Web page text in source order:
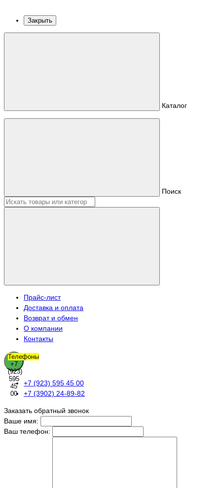
Закрыть
Каталог
Поиск
Прайс-лист
Доставка и оплата
Возврат и обмен
О компании
Контакты
Телефоны
+7
(923)
595
45
00
+7 (923) 595 45 00
+7 (3902) 24-89-82
Заказать обратный звонок
Ваше имя:
Ваш телефон: